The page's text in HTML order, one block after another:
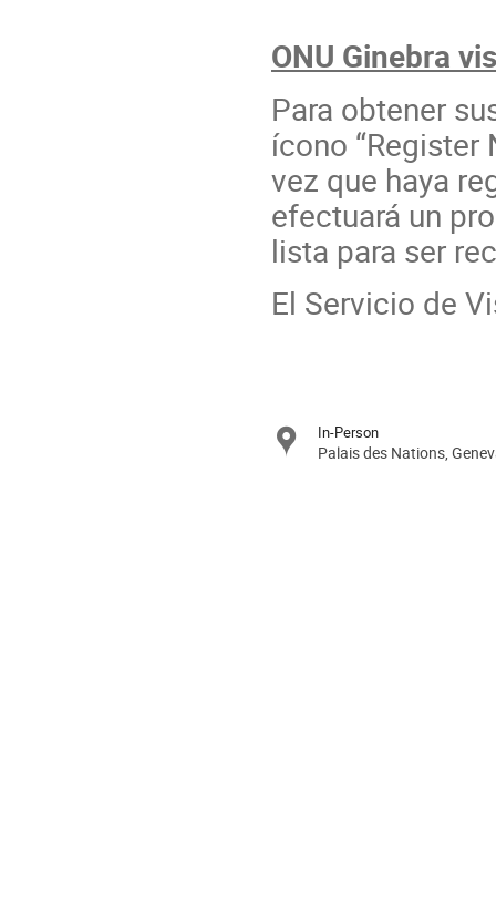
ONU Ginebra
Para obtener
ícono “Register
vez que haya
efectuará un
lista para ser
El Servicio de
Conference
information
In-Person
Palais des Nations,